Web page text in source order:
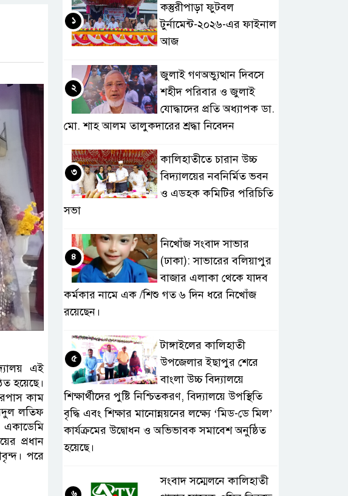
এই
হয়েছে।
কাম
লতিফ
প্রধান
পরে
কস্তুরীপাড়া ফুটবল
টুর্নামেন্ট-২০২৬-এর ফাইনাল
আজ
১
জুলাই গণঅভ্যুত্থান দিবসে
শহীদ পরিবার ও জুলাই
যোদ্ধাদের প্রতি অধ্যাপক ডা.
মো. শাহ আলম তালুকদারের শ্রদ্ধা নিবেদন
২
কালিহাতীতে চারান উচ্চ
বিদ্যালয়ের নবনির্মিত ভবন
ও এডহক কমিটির পরিচিতি
সভা
৩
নিখোঁজ সংবাদ সাভার
(ঢাকা): সাভারের বলিয়াপুর
বাজার এলাকা থেকে যাদব
কর্মকার নামে এক /শিশু গত ৬ দিন ধরে নিখোঁজ
রয়েছেন।
৪
টাঙ্গাইলের কালিহাতী
উপজেলার ইছাপুর শেরে
বাংলা উচ্চ বিদ্যালয়ে
শিক্ষার্থীদের পুষ্টি নিশ্চিতকরণ, বিদ্যালয়ে উপস্থিতি
বৃদ্ধি এবং শিক্ষার মানোন্নয়নের লক্ষ্যে ‘মিড-ডে মিল’
কার্যক্রমের উদ্বোধন ও অভিভাবক সমাবেশ অনুষ্ঠিত
হয়েছে।
৫
সংবাদ সম্মেলনে কালিহাতী
৬